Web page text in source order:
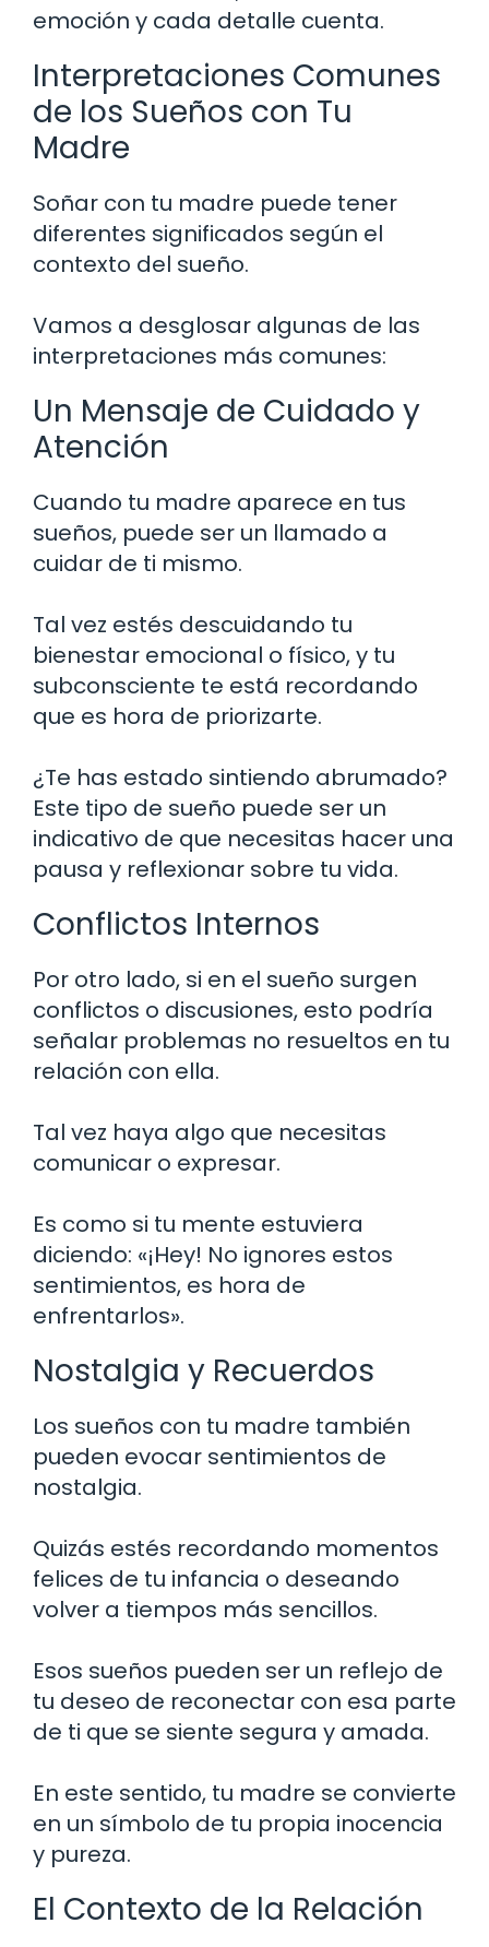
emoción y cada detalle cuenta.
Interpretaciones Comunes
de los Sueños con Tu
Madre
Soñar con tu madre puede tener
diferentes significados según el
contexto del sueño.
Vamos a desglosar algunas de las
interpretaciones más comunes:
Un Mensaje de Cuidado y
Atención
Cuando tu madre aparece en tus
sueños, puede ser un llamado a
cuidar de ti mismo.
Tal vez estés descuidando tu
bienestar emocional o físico, y tu
subconsciente te está recordando
que es hora de priorizarte.
¿Te has estado sintiendo abrumado?
Este tipo de sueño puede ser un
indicativo de que necesitas hacer una
pausa y reflexionar sobre tu vida.
Conflictos Internos
Por otro lado, si en el sueño surgen
conflictos o discusiones, esto podría
señalar problemas no resueltos en tu
relación con ella.
Tal vez haya algo que necesitas
comunicar o expresar.
Es como si tu mente estuviera
diciendo: «¡Hey! No ignores estos
sentimientos, es hora de
enfrentarlos».
Nostalgia y Recuerdos
Los sueños con tu madre también
pueden evocar sentimientos de
nostalgia.
Quizás estés recordando momentos
felices de tu infancia o deseando
volver a tiempos más sencillos.
Esos sueños pueden ser un reflejo de
tu deseo de reconectar con esa parte
de ti que se siente segura y amada.
En este sentido, tu madre se convierte
en un símbolo de tu propia inocencia
y pureza.
El Contexto de la Relación